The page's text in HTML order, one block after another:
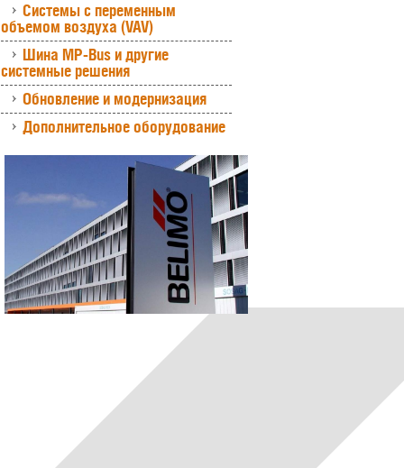
Системы с переменным
объемом воздуха (VAV)
Шина MP-Bus и другие
системные решения
Обновление и модернизация
Дополнительное оборудование